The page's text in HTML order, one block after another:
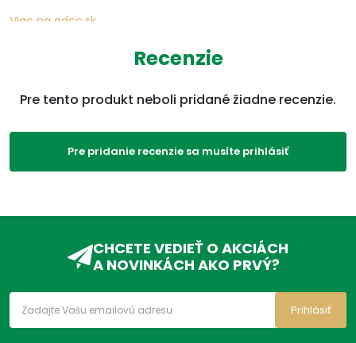
Viac na adcc.sk
EAN: 8594059739575
ADC Klasifikácia: VD, VDC, VDC51,
Recenzie
Pre tento produkt neboli pridané žiadne recenzie.
Pre pridanie recenzie sa musíte prihlásiť
CHCETE VEDIEŤ O AKCIÁCH
A NOVINKÁCH AKO PRVÝ?
Prihlásiť